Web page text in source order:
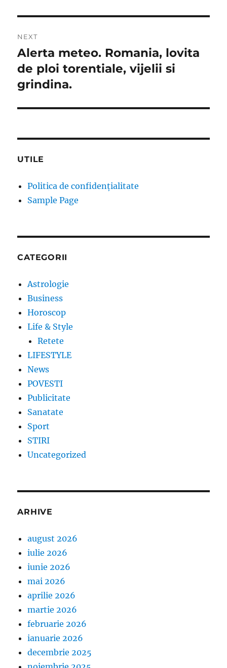
NEXT
Next
post:
Alerta meteo. Romania, lovita
de ploi torentiale, vijelii si
grindina.
UTILE
Politica de confidențialitate
Sample Page
CATEGORII
Astrologie
Business
Horoscop
Life & Style
Retete
LIFESTYLE
News
POVESTI
Publicitate
Sanatate
Sport
STIRI
Uncategorized
ARHIVE
august 2026
iulie 2026
iunie 2026
mai 2026
aprilie 2026
martie 2026
februarie 2026
ianuarie 2026
decembrie 2025